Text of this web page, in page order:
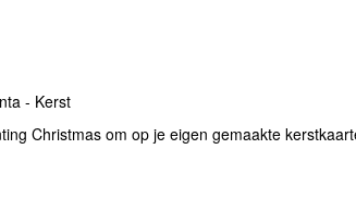
- Kerst
Christmas om op je eigen gemaakte